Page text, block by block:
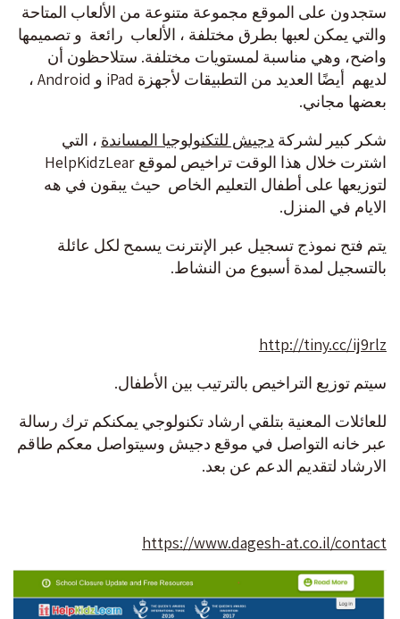
ستجدون على الموقع مجموعة متنوعة من الألعاب المتاحة
والتي يمكن لعبها بطرق مختلفة ، الألعاب رائعة و تصميمها
واضح، وهي مناسبة لمستويات مختلفة. ستلاحظون أن
لديهم أيضًا العديد من التطبيقات لأجهزة iPad و Android ،
بعضها مجاني.
شكر كبير لشركة دجيش للتكنولوجيا المساندة ، التي
اشترت خلال هذا الوقت تراخيص لموقع HelpKidzLear
لتوزيعها على أطفال التعليم الخاص حيث يبقون في هه
الايام في المنزل.
يتم فتح نموذج تسجيل عبر الإنترنت يسمح لكل عائلة
بالتسجيل لمدة أسبوع من النشاط.
http://tiny.cc/ij9rlz
سيتم توزيع التراخيص بالترتيب بين الأطفال.
للعائلات المعنية بتلقي ارشاد تكنولوجي يمكنكم ترك رسالة
عبر خانه التواصل في موقع دجيش وسيتواصل معكم طاقم
الارشاد لتقديم الدعم عن بعد.
https://www.dagesh-at.co.il/contact